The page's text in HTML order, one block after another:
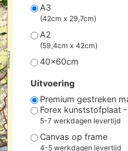
A3
(42cm x 29,7cm)
A2
(59,4cm x 42cm)
40x60cm
Uitvoering
Premium gestreken
Forex kunststofplaat
5-7 werkdagen levertijd
Canvas op frame
4-5 werkdagen levertijd